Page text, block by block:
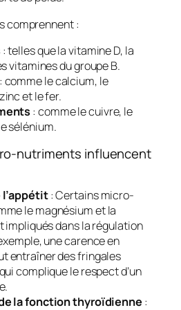
comprennent :
: telles que la vitamine D, la
vitamines du groupe B.
comme le calcium, le
et le fer.
: comme le cuivre, le
sélénium.
nutriments influencent
: Certains micro-
le magnésium et la
impliqués dans la régulation
une carence en
entraîner des fringales
complique le respect d’un
la fonction thyroïdienne :